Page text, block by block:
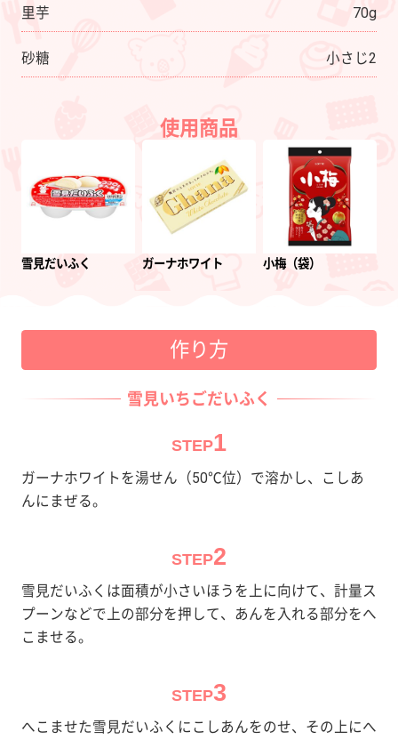
里芋 70g
砂糖 小さじ2
使用商品
雪見だいふく ガーナホワイト 小梅（袋）
作り方
雪見いちごだいふく
STEP1
ガーナホワイトを湯せん（50℃位）で溶かし、こしあ
んにまぜる。
STEP2
雪見だいふくは面積が小さいほうを上に向けて、計量ス
プーンなどで上の部分を押して、あんを入れる部分をへ
こませる。
STEP3
へこませた雪見だいふくにこしあんをのせ、その上にへ